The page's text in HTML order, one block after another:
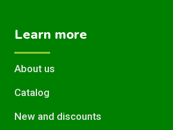
Learn more
About us
Catalog
New and discounts